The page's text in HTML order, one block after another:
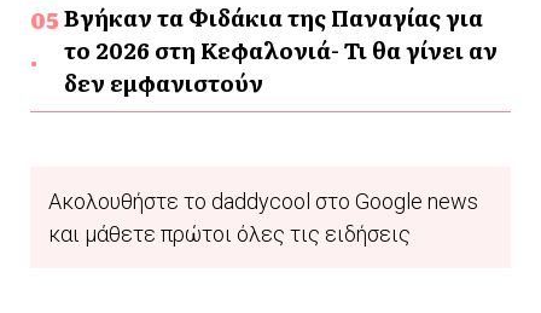
Βγήκαν τα Φιδάκια της Παναγίας για
το 2026 στη Κεφαλονιά- Τι θα γίνει αν
δεν εμφανιστούν
Ακολουθήστε το daddycool στο Google news
και μάθετε πρώτοι όλες τις ειδήσεις